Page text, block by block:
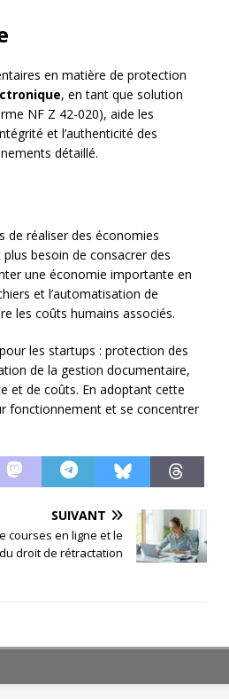
en matière de protection
, en tant que solution
NF Z 42-020), aide les
et l’authenticité des
détaillé.
de réaliser des économies
besoin de consacrer des
une économie importante en
et l’automatisation de
les coûts humains associés.
les startups : protection des
de la gestion documentaire,
et de coûts. En adoptant cette
fonctionnement et se concentrer
SUIVANT
courses en ligne et le
droit de rétractation